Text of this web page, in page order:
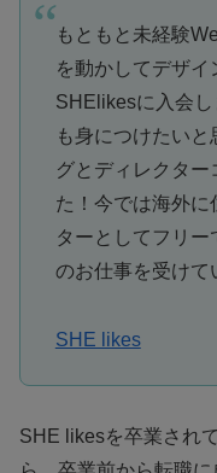
もともと未経験
を動かしてデザ
SHElikesに入会し
も身につけたい と
グとディレクタ
た！今では海外に
ターとしてフリー
のお仕事を受けて
SHE likes
SHE likesを卒業され